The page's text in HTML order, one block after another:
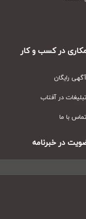
در کسب و کار
رایگان
در آفتاب
با ما
در خبرنامه